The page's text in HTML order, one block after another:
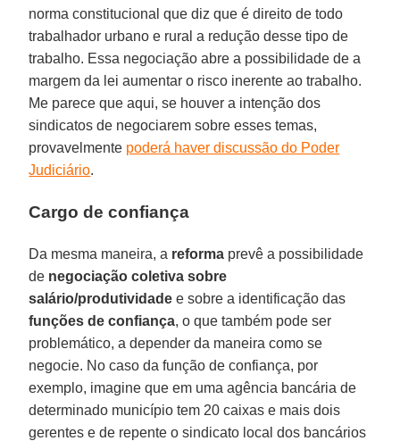
norma constitucional que diz que é direito de todo
trabalhador urbano e rural a redução desse tipo de
trabalho. Essa negociação abre a possibilidade de a
margem da lei aumentar o risco inerente ao trabalho.
Me parece que aqui, se houver a intenção dos
sindicatos de negociarem sobre esses temas,
provavelmente poderá haver discussão do Poder
Judiciário.
Cargo de confiança
Da mesma maneira, a reforma prevê a possibilidade
de negociação coletiva sobre
salário/produtividade e sobre a identificação das
funções de confiança, o que também pode ser
problemático, a depender da maneira como se
negocie. No caso da função de confiança, por
exemplo, imagine que em uma agência bancária de
determinado município tem 20 caixas e mais dois
gerentes e de repente o sindicato local dos bancários